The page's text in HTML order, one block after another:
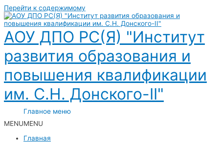
Перейти к содержимому
АОУ ДПО РС(Я) "Институт
развития образования и
повышения квалификации
им. С.Н. Донского-II"
Главное меню
MENUMENU
Главная